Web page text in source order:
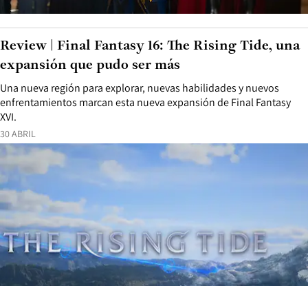
30 ABRIL
Una nueva región para explorar, nuevas habilidades y nuevos
enfrentamientos marcan esta nueva expansión de Final Fantasy
XVI.
Review | Final Fantasy 16: The Rising Tide, una
expansión que pudo ser más